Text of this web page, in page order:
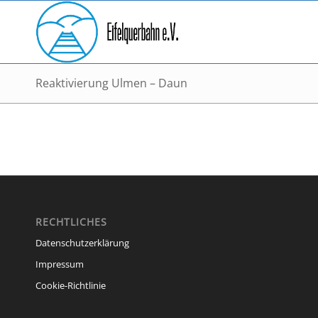
Reaktivierung Ulmen – Daun
RECHTLICHES
Datenschutzerklärung
Impressum
Cookie-Richtlinie